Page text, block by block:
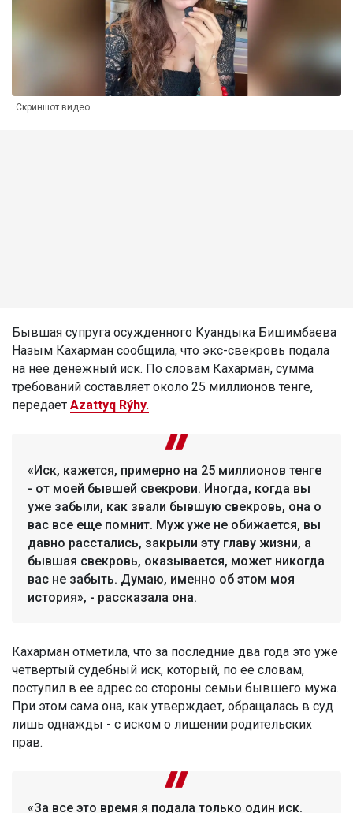
Скриншот видео
Бывшая супруга осужденного Куандыка Бишимбаева
Назым Кахарман сообщила, что экс-свекровь подала
на нее денежный иск. По словам Кахарман, сумма
требований составляет около 25 миллионов тенге,
передает Azattyq Rýhy.
«Иск, кажется, примерно на 25 миллионов тенге
- от моей бывшей свекрови. Иногда, когда вы
уже забыли, как звали бывшую свекровь, она о
вас все еще помнит. Муж уже не обижается, вы
давно расстались, закрыли эту главу жизни, а
бывшая свекровь, оказывается, может никогда
вас не забыть. Думаю, именно об этом моя
история», - рассказала она.
Кахарман отметила, что за последние два года это уже
четвертый судебный иск, который, по ее словам,
поступил в ее адрес со стороны семьи бывшего мужа.
При этом сама она, как утверждает, обращалась в суд
лишь однажды - с иском о лишении родительских
прав.
«За все это время я подала только один иск.